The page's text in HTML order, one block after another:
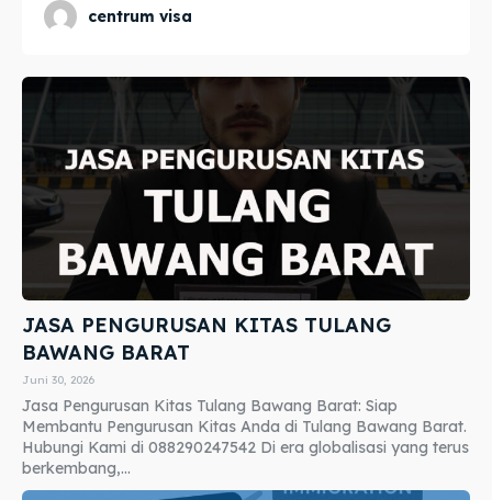
centrum visa
JASA PENGURUSAN KITAS TULANG
BAWANG BARAT
Juni 30, 2026
Jasa Pengurusan Kitas Tulang Bawang Barat: Siap
Membantu Pengurusan Kitas Anda di Tulang Bawang Barat.
Hubungi Kami di 088290247542 Di era globalisasi yang terus
berkembang,...